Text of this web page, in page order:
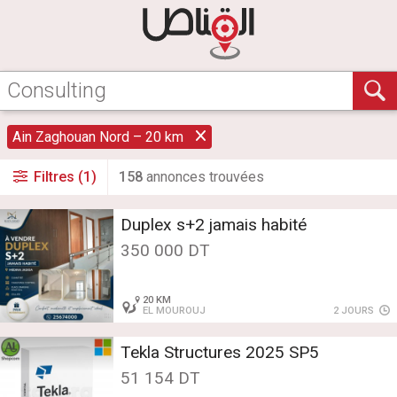
Ain Zaghouan Nord – 20 km
Filtres (1) 158 annonces trouvées
Duplex s+2 jamais habité
350 000 DT
20 KM
EL MOUROUJ
2 JOURS
Tekla Structures 2025 SP5
51 154 DT